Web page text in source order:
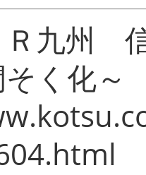
九州 信
く化～